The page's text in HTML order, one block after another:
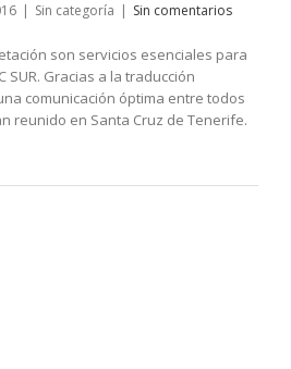
| Sin categoría | Sin comentarios
son servicios esenciales para
SUR. Gracias a la traducción
comunicación óptima entre todos
reunido en Santa Cruz de Tenerife.